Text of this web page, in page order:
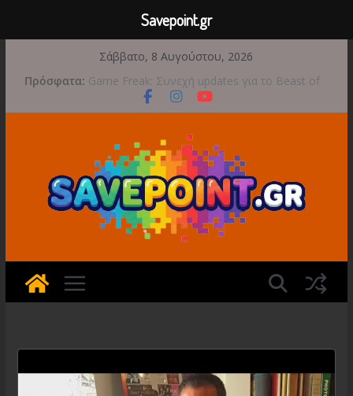
περιεχόμενο
Σάββατο, 8 Αυγούστου, 2026
Πρόσφατα: Game Freak: Συνεχή updates για το Beast of
Reincarnation μετά την ανάμεικτη υποδοχή
Μια φωτογραφική περιπέτεια συνεχίζεται στο
Διασχίστε τους ουρανούς με το Wild Blue
Skies αυτό το φθινόπωρο
Διακοπές και παιχνίδι για όλη την οικογένεια!
Έρχεται 1η Σεπτεμβρίου το Crimson Moon
Savepoint.gr